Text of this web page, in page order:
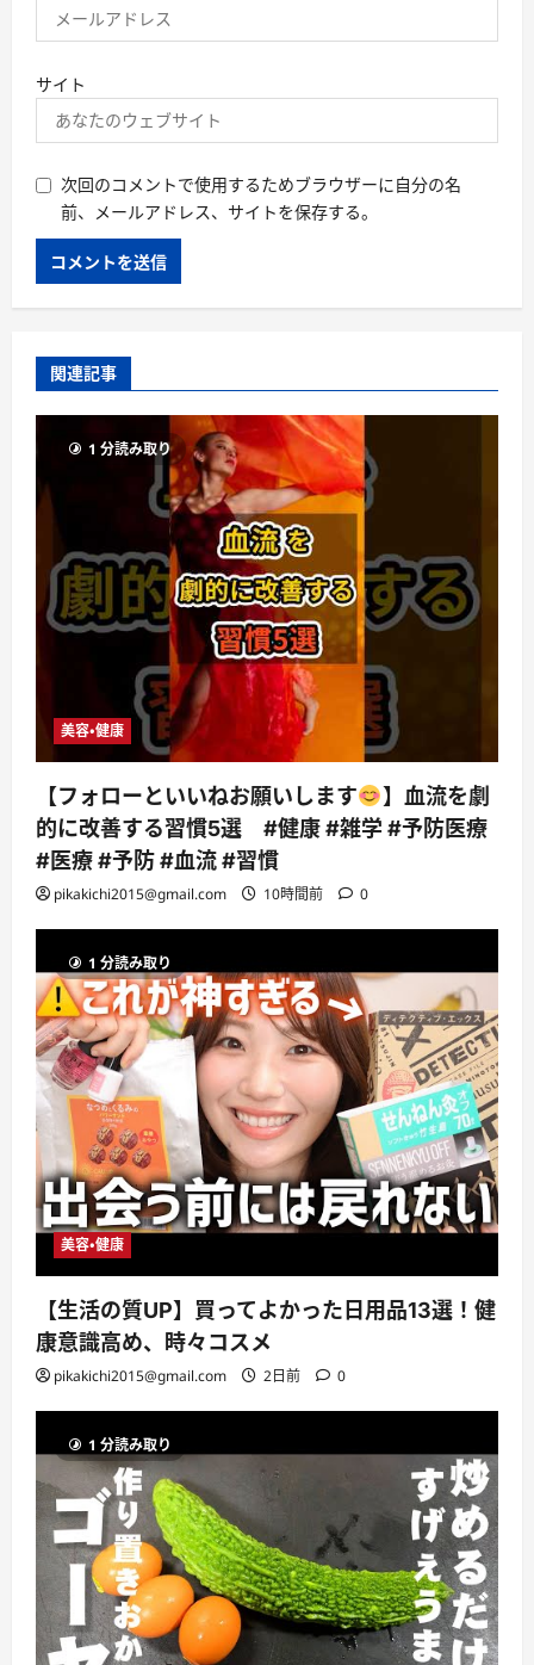
サイト
次回のコメントで使用するためブラウザーに自分の名
前、メールアドレス、サイトを保存する。
関連記事
1 分読み取り
美容・健康
【フォローといいねお願いします
】血流を劇
的に改善する習慣5選 #健康 #雑学 #予防医療
#医療 #予防 #血流 #習慣
pikakichi2015@gmail.com 10時間前 0
1 分読み取り
美容・健康
【生活の質UP】買ってよかった日用品13選！健
康意識高め、時々コスメ
pikakichi2015@gmail.com 2日前 0
1 分読み取り